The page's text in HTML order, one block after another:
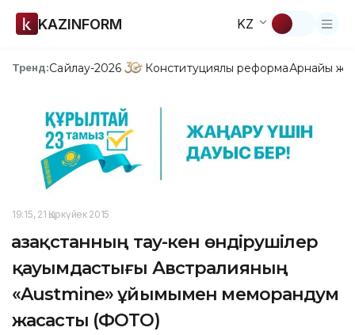
KAZINFORM KZ
Тренд:Сайлау-2026 Конституциялық реформаАрнайы
19:15, 21 Қыркүйек 2015
Қазақстанның тау-кен өндірушілер
қауымдастығы Австралияның
«Austmine» ұйымымен меморандум
жасасты (ФОТО)